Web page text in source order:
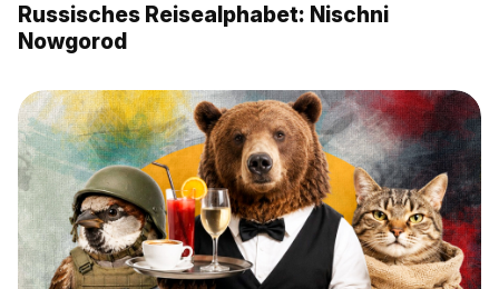
Russisches Reisealphabet: Nischni
Nowgorod